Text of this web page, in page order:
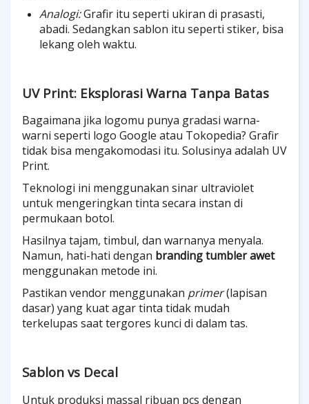
Analogi:Grafir itu seperti ukiran di prasasti,
abadi. Sedangkan sablon itu seperti stiker, bisa
lekang oleh waktu.
UV Print: Eksplorasi Warna Tanpa Batas
Bagaimana jika logomu punya gradasi warna-
warni seperti logo Google atau Tokopedia? Grafir
tidak bisa mengakomodasi itu. Solusinya adalah UV
Print.
Teknologi ini menggunakan sinar ultraviolet
untuk mengeringkan tinta secara instan di
permukaan botol.
Hasilnya tajam, timbul, dan warnanya menyala.
Namun, hati-hati dengan branding tumbler awet
menggunakan metode ini.
Pastikan vendor menggunakan primer(lapisan
dasar) yang kuat agar tinta tidak mudah
terkelupas saat tergores kunci di dalam tas.
Sablon vs Decal
Untuk produksi massal ribuan pcs dengan